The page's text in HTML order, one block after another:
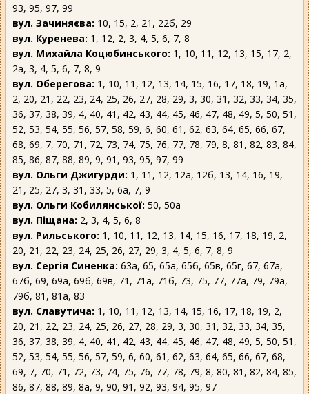
93, 95, 97, 99
вул. Зачиняєва: 10, 15, 2, 21, 22б, 29
вул. Куренева: 1, 12, 2, 3, 4, 5, 6, 7, 8
вул. Михайла Коцюбинського: 1, 10, 11, 12, 13, 15, 17, 2,
2а, 3, 4, 5, 6, 7, 8, 9
вул. Оберегова: 1, 10, 11, 12, 13, 14, 15, 16, 17, 18, 19, 1а,
2, 20, 21, 22, 23, 24, 25, 26, 27, 28, 29, 3, 30, 31, 32, 33, 34, 35,
36, 37, 38, 39, 4, 40, 41, 42, 43, 44, 45, 46, 47, 48, 49, 5, 50, 51,
52, 53, 54, 55, 56, 57, 58, 59, 6, 60, 61, 62, 63, 64, 65, 66, 67,
68, 69, 7, 70, 71, 72, 73, 74, 75, 76, 77, 78, 79, 8, 81, 82, 83, 84,
85, 86, 87, 88, 89, 9, 91, 93, 95, 97, 99
вул. Ольги Джигурди: 1, 11, 12, 12а, 12б, 13, 14, 16, 19,
21, 25, 27, 3, 31, 33, 5, 6а, 7, 9
вул. Ольги Кобилянської: 50, 50а
вул. Піщана: 2, 3, 4, 5, 6, 8
вул. Рильського: 1, 10, 11, 12, 13, 14, 15, 16, 17, 18, 19, 2,
20, 21, 22, 23, 24, 25, 26, 27, 29, 3, 4, 5, 6, 7, 8, 9
вул. Сергія Синенка: 63а, 65, 65а, 65б, 65в, 65г, 67, 67а,
67б, 69, 69а, 69б, 69в, 71, 71а, 71б, 73, 75, 77, 77а, 79, 79а,
79б, 81, 81а, 83
вул. Славутича: 1, 10, 11, 12, 13, 14, 15, 16, 17, 18, 19, 2,
20, 21, 22, 23, 24, 25, 26, 27, 28, 29, 3, 30, 31, 32, 33, 34, 35,
36, 37, 38, 39, 4, 40, 41, 42, 43, 44, 45, 46, 47, 48, 49, 5, 50, 51,
52, 53, 54, 55, 56, 57, 59, 6, 60, 61, 62, 63, 64, 65, 66, 67, 68,
69, 7, 70, 71, 72, 73, 74, 75, 76, 77, 78, 79, 8, 80, 81, 82, 84, 85,
86, 87, 88, 89, 8а, 9, 90, 91, 92, 93, 94, 95, 97